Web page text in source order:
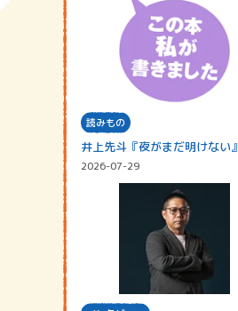
読みもの
井上先斗『夜がまだ明けない』
2026-07-29